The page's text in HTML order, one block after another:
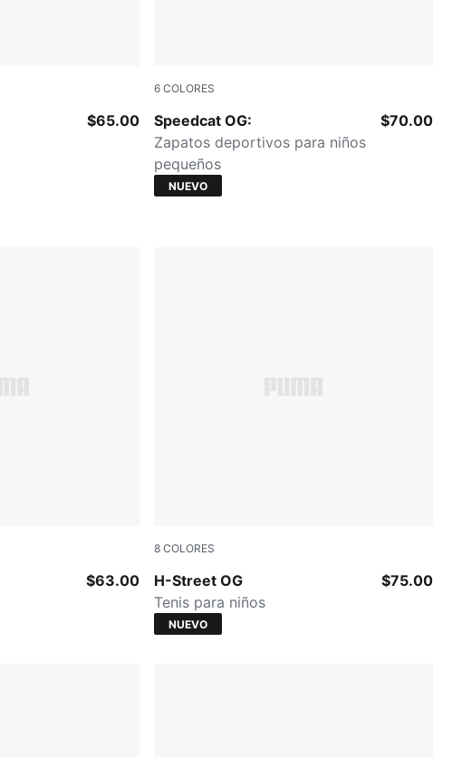
White
$65.00
6 COLORES
Speedcat OG:
Magic Rose-PUMA White
Zapatos deportivos para niños
pequeños
$70.00
NUEVO
Meringue
$63.00
8 COLORES
H-Street OG
Red Flash-PUMA Black
Tenis para niños
$75.00
NUEVO